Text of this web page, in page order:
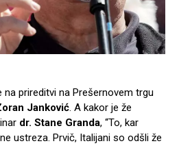
prireditvi na Prešernovem trgu
Janković. A kakor je že
dr. Stane Granda, “To, kar
ustreza. Prvič, Italijani so odšli že